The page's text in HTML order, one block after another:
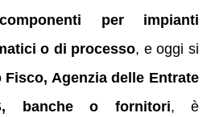
per impianti
o di processo, e oggi si
Fisco, Agenzia delle Entrate
banche o fornitori, è